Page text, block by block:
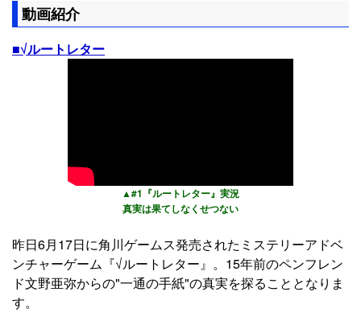
動画紹介
■√ルートレター
▲#1『ルートレター』実況
真実は果てしなくせつない
昨日6月17日に角川ゲームス発売されたミステリーアドベ
ンチャーゲーム『√ルートレター』。15年前のペンフレン
ド文野亜弥からの"一通の手紙"の真実を探ることとなりま
す。